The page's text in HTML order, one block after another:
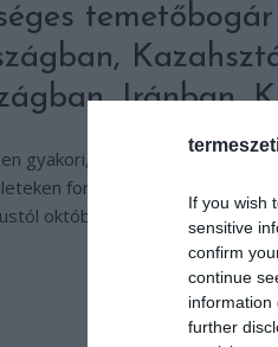
If you wish
sensitive
confirm
continue
information
further
Iránban,
gyakori, sík-, domb- és
fordul elő. Elsősorban
októberig találkozhatunk.